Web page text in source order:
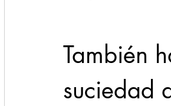
También
suciedad